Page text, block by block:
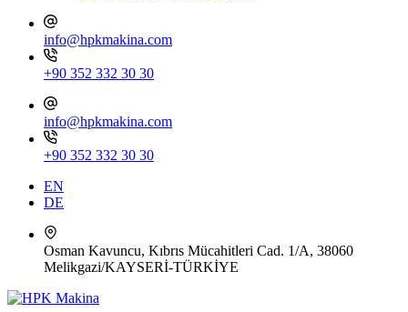
info@hpkmakina.com
+90 352 332 30 30
info@hpkmakina.com
+90 352 332 30 30
EN
DE
Osman Kavuncu, Kıbrıs Mücahitleri Cad. 1/A, 38060
Melikgazi/KAYSERİ-TÜRKİYE